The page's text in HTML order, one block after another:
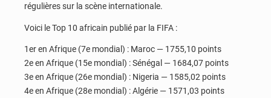
régulières sur la scène internationale.
Voici le Top 10 africain publié par la FIFA :
1er en Afrique (7e mondial) : Maroc — 1755,10 points
2e en Afrique (15e mondial) : Sénégal — 1684,07 points
3e en Afrique (26e mondial) : Nigeria — 1585,02 points
4e en Afrique (28e mondial) : Algérie — 1571,03 points